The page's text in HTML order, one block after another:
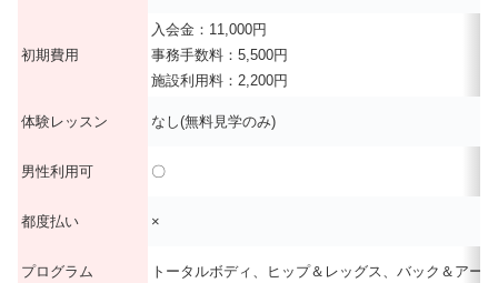
初期費用
入会金：11,000円
事務手数料：5,500円
施設利用料：2,200円
体験レッスン なし(無料見学のみ)
男性利用可 〇
都度払い ×
プログラム トータルボディ、ヒップ＆レッグス、バック＆アー